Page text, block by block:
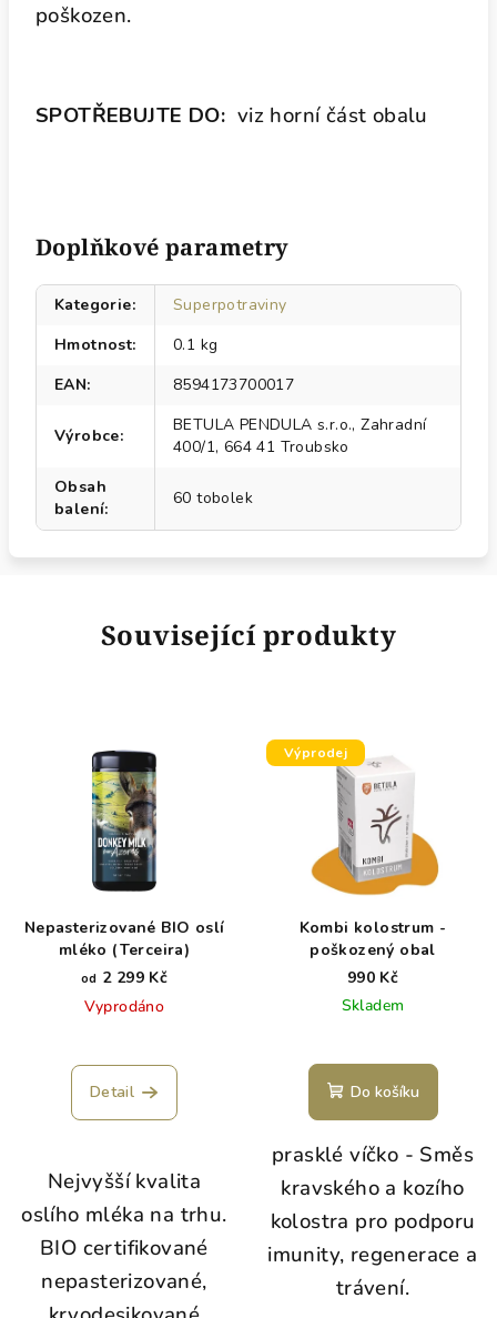
poškozen.
SPOTŘEBUJTE DO: viz horní část obalu
Doplňkové parametry
Kategorie:
Superpotraviny
Hmotnost:
0.1 kg
EAN: 8594173700017
Výrobce:
BETULA PENDULA s.r.o., Zahradní
400/1, 664 41 Troubsko
Obsah
balení:
60 tobolek
Související produkty
Nepasterizované BIO oslí
mléko (Terceira)
od 2 299 Kč
Vyprodáno
Detail
Nejvyšší kvalita
oslího mléka na trhu.
BIO certifikované
nepasterizované,
Výprodej
Kombi kolostrum -
poškozený obal
990 Kč
Skladem
Do košíku
prasklé víčko - Směs
kravského a kozího
kolostra pro podporu
imunity, regenerace a
trávení.